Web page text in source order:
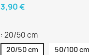
3,90 €
: 20/50 cm
20/50 cm 50/100 cm